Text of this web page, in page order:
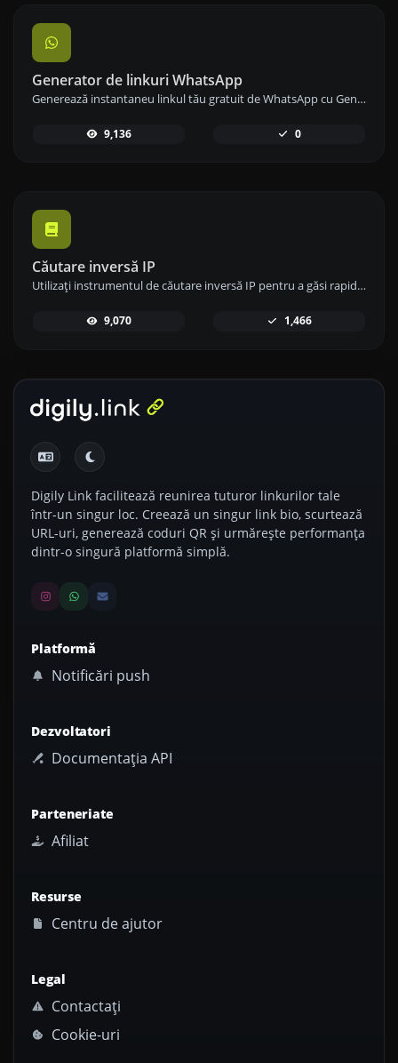
Generator de linkuri WhatsApp
Generează instantaneu linkul tău gratuit de WhatsApp cu Generatorul nostru de Linkuri WhatsApp. Adaugă un mesaj personalizat și începe conversațiile cu un singur clic – fără autentificare sau codare necesară.
9,136 0
Căutare inversă IP
Utilizați instrumentul de căutare inversă IP pentru a găsi rapid și ușor domeniul sau gazda asociată cu orice adresă IP.
9,070 1,466
Digily Link facilitează reunirea tuturor linkurilor tale
într-un singur loc. Creează un singur link bio, scurtează
URL-uri, generează coduri QR și urmărește performanța
dintr-o singură platformă simplă.
Platformă
Notificări push
Dezvoltatori
Documentația API
Parteneriate
Afiliat
Resurse
Centru de ajutor
Legal
Contactați
Cookie-uri